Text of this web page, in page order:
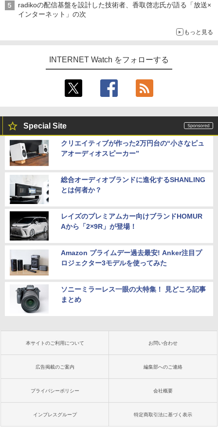
radikoの配信基盤を設計した技術者、香取啓志氏が語る「放送×
インターネット」の次
もっと見る
INTERNET Watch をフォローする
Special Site
クリエイティブが作った2万円台の“小さなピュ
アオーディオスピーカー”
総合オーディオブランドに進化するSHANLING
とは何者か？
レイズのプレミアムカー向けブランドHOMUR
Aから「2×9R」が登場！
Amazon プライムデー過去最安! Anker注目プ
ロジェクター3モデルを使ってみた
ソニーミラーレス一眼の大特集！ 見どころ記事
まとめ
本サイトのご利用について お問い合わせ
広告掲載のご案内 編集部へのご連絡
プライバシーポリシー 会社概要
インプレスグループ 特定商取引法に基づく表示